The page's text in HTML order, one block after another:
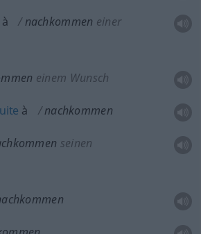
à nachkommen einer
einem Wunsch
à nachkommen
seinen